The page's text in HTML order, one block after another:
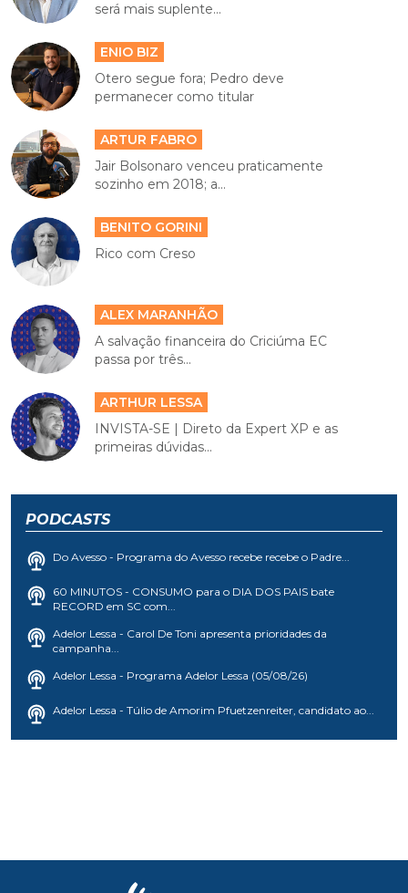
será mais suplente...
ENIO BIZ
Otero segue fora; Pedro deve
permanecer como titular
ARTUR FABRO
Jair Bolsonaro venceu praticamente
sozinho em 2018; a...
BENITO GORINI
Rico com Creso
ALEX MARANHÃO
A salvação financeira do Criciúma EC
passa por três...
ARTHUR LESSA
INVISTA-SE | Direto da Expert XP e as
primeiras dúvidas...
PODCASTS
Do Avesso - Programa do Avesso recebe recebe o Padre...
60 MINUTOS - CONSUMO para o DIA DOS PAIS bate
RECORD em SC com...
Adelor Lessa - Carol De Toni apresenta prioridades da
campanha...
Adelor Lessa - Programa Adelor Lessa (05/08/26)
Adelor Lessa - Túlio de Amorim Pfuetzenreiter, candidato ao...